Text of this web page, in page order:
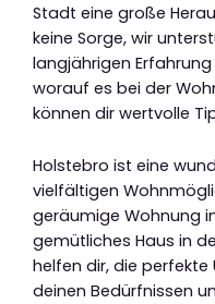
Stadt eine große
keine Sorge, wir
langjährigen
worauf es bei der
können dir wertvolle
Holstebro ist eine
vielfältigen
geräumige Wohnung
gemütliches Haus in
helfen dir, die perfekte
deinen Bedürfnissen